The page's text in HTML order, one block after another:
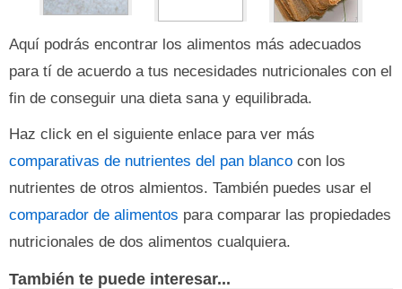
Aquí podrás encontrar los alimentos más adecuados
para tí de acuerdo a tus necesidades nutricionales con el
fin de conseguir una dieta sana y equilibrada.
Haz click en el siguiente enlace para ver más
comparativas de nutrientes del pan blanco con los
nutrientes de otros almientos. También puedes usar el
comparador de alimentos para comparar las propiedades
nutricionales de dos alimentos cualquiera.
También te puede interesar...